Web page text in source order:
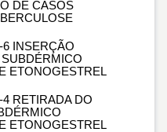
DE CASOS
6 INSERÇÃO
ETONOGESTREL
4 RETIRADA DO
ETONOGESTREL